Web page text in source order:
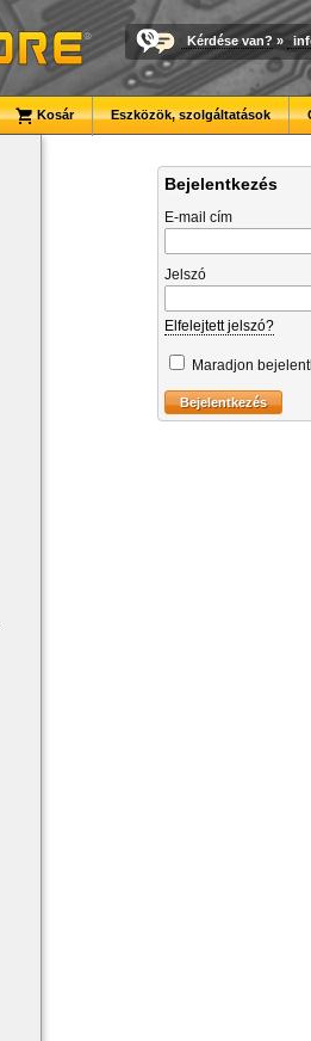
Kérdése van? »
Kosár Eszközök, szolgáltatások
Bejelentkezés
E-mail cím
Jelszó
Elfelejtett jelszó?
Maradjon